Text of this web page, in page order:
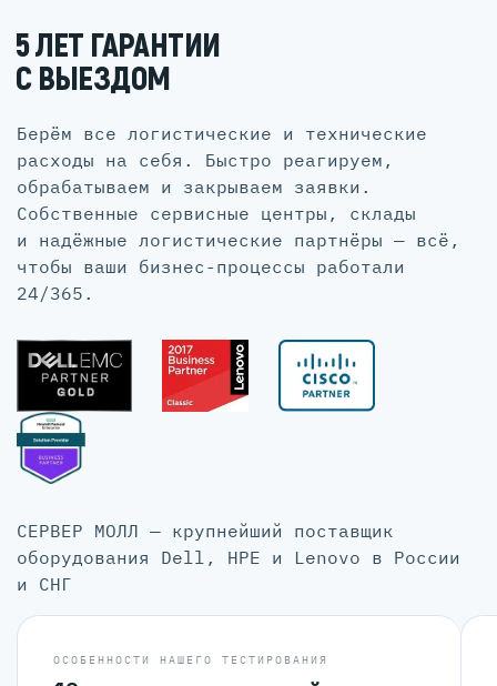
5 ЛЕТ ГАРАНТИИ
С ВЫЕЗДОМ
Берём все логистические и технические
расходы на себя. Быстро реагируем,
обрабатываем и закрываем заявки.
Собственные сервисные центры, склады
и надёжные логистические партнёры — всё,
чтобы ваши бизнес-процессы работали
24/365.
СЕРВЕР МОЛЛ — крупнейший поставщик
оборудования Dell, HPE и Lenovo в России
и СНГ
ОСОБЕННОСТИ НАШЕГО ТЕСТИРОВАНИЯ